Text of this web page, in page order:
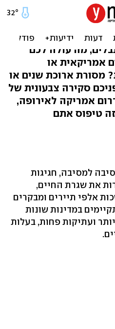
דרום
מה עולה לכם
אמריקאית או
מסורת ארוכת שנים או
סקירה צבעונית של
אמריקה לאירופה,
טיפוס אתם
למסיבה, חגיגות
את שגרת החיים,
אלפי תיירים ומבקרים
במדינות שונות
ועתיקות פחות, בעלות